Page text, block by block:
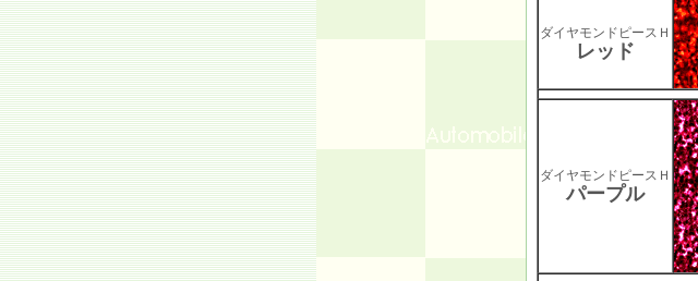
ダイヤモンドピースＨ
レッド
ダイヤモンドピースＨ
パープル